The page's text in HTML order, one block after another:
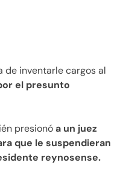
de inventarle cargos al
el presunto
presionóa un juez
que le suspendieran
reynosense.